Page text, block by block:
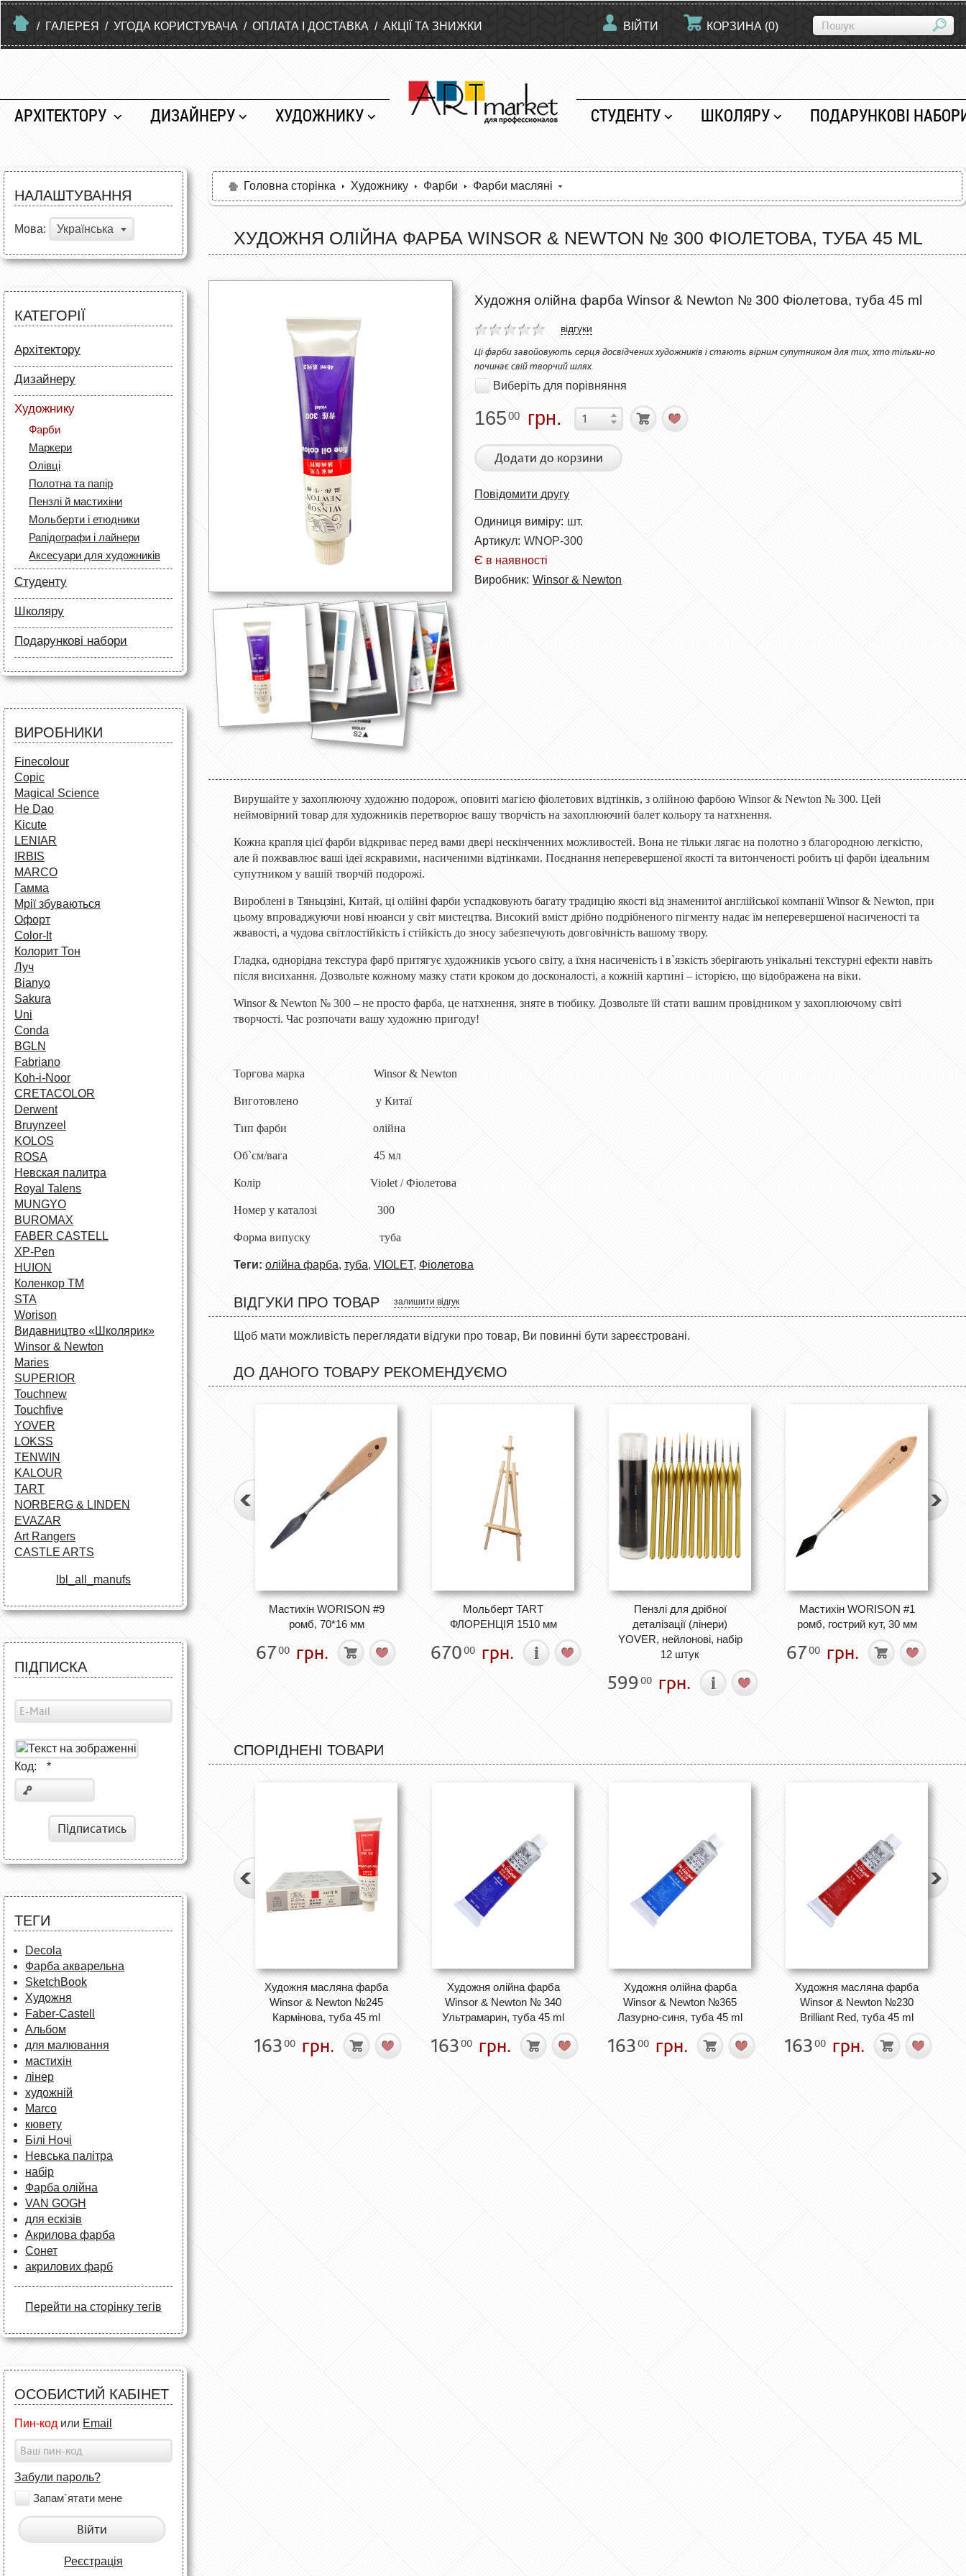
/ ГАЛЕРЕЯ / УГОДА КОРИСТУВАЧА / ОПЛАТА І ДОСТАВКА / АКЦІЇ ТА ЗНИЖКИ ВІЙТИ КОРЗИНА (0)
АРХІТЕКТОРУ ДИЗАЙНЕРУ ХУДОЖНИКУ СТУДЕНТУ ШКОЛЯРУ ПОДАРУНКОВІ
НАЛАШТУВАННЯ
Мова: Українська
КАТЕГОРІЇ
Архітектору
Папір
Лайнери
Маркери
Олівці
Аксесуари для архітекторів
Дизайнеру
Папір
Олівці
Скетч маркери
Лайнери (рапідографи)
Аксесуари для дизайнерів
Художнику
Фарби
Маркери
Олівці
Полотна та папір
Пензлі й мастихіни
Мольберти і етюдники
Рапідографи і лайнери
Аксесуари для художників
Студенту
Папір
Лайнери
Маркери
Олівці
Все для креслення
Школяру
Папір
Маркери
Все для креслення
Все для творчості
Аксесуари для школярів
Подарункові набори
Олівці
Фарби та пензлі
ВИРОБНИКИ
Finecolour
Copic
Magical Science
He Dao
Kicute
LENIAR
IRBIS
MARCO
Гамма
Мрії збуваються
Офорт
Сolor-It
Колорит Тон
Луч
Bianyo
Sakura
Uni
Conda
BGLN
Fabriano
Koh-i-Noor
CRETACOLOR
Derwent
Bruynzeel
KOLOS
ROSA
Невская палитра
Royal Talens
MUNGYO
BUROMAX
FABER CASTELL
XP-Pen
HUION
Коленкор ТМ
STA
Worison
Видавництво «Школярик»
Winsor & Newton
Maries
SUPERIOR
Touchnew
Touchfive
YOVER
LOKSS
TENWIN
KALOUR
TART
NORBERG & LINDEN
EVAZAR
Art Rangers
CASTLE ARTS
lbl_all_manufs
ПІДПИСКА
Код: *
Підписатись
ТЕГИ
Decola
Фарба акварельна
SketchBook
Художня
Faber-Castell
Альбом
для малювання
мастихін
лінер
художній
Marco
кювету
Білі Ночі
Невська палітра
набір
Фарба олійна
VAN GOGH
для ескізів
Акрилова фарба
Сонет
акрилових фарб
Перейти на сторінку тегів
ОСОБИСТИЙ КАБІНЕТ
Пин-код или Email
Забули пароль?
Запам`ятати мене
Війти
Реєстрація
Головна сторінка Художнику Фарби Фарби масляні
ХУДОЖНЯ ОЛІЙНА ФАРБА WINSOR & NEWTON № 300 ФІОЛЕТОВА, ТУБА 45 ML
Художня олійна фарба Winsor & Newton № 300 Фіолетова, туба 45 ml
відгуки
Ці фарби завойовують серця досвідчених художників і стають вірним супутником для тих, хто тільки-но
починає свій творчий шлях.
Виберіть для порівняння
16500 грн.
Додати до корзини
Повідомити другу
Одиниця виміру: шт.
Артикул: WNOP-300
Є в наявності
Виробник: Winsor & Newton
Вирушайте у захоплюючу художню подорож, оповиті магією фіолетових відтінків, з олійною фарбою Winsor & Newton № 300. Цей
неймовірний товар для художників перетворює вашу творчість на захоплюючий балет кольору та натхнення.
Кожна крапля цієї фарби відкриває перед вами двері нескінченних можливостей. Вона не тільки лягає на полотно з благородною легкістю,
але й пожвавлює ваші ідеї яскравими, насиченими відтінками. Поєднання неперевершеної якості та витонченості робить ці фарби ідеальним
супутником у вашій творчій подорожі.
Вироблені в Тяньцзіні, Китай, ці олійні фарби успадковують багату традицію якості від знаменитої англійської компанії Winsor & Newton, при
цьому впроваджуючи нові нюанси у світ мистецтва. Високий вміст дрібно подрібненого пігменту надає їм неперевершеної насиченості та
жвавості, а чудова світлостійкість і стійкість до зносу забезпечують довговічність вашому твору.
Гладка, однорідна текстура фарб притягує художників усього світу, а їхня насиченість і в`язкість зберігають унікальні текстурні ефекти навіть
після висихання. Дозвольте кожному мазку стати кроком до досконалості, а кожній картині – історією, що відображена на віки.
Winsor & Newton № 300 – не просто фарба, це натхнення, зняте в тюбику. Дозвольте їй стати вашим провідником у захоплюючому світі
творчості. Час розпочати вашу художню пригоду!
Торгова марка Winsor & Newton
Виготовлено у Китаї
Тип фарби олійна
Об`єм/вага 45 мл
Колір Violet / Фіолетова
Номер у каталозі 300
Форма випуску туба
Теги: олійна фарба, туба, VIOLET, Фіолетова
ВІДГУКИ ПРО ТОВАР залишити відгук
Щоб мати можливість переглядати відгуки про товар, Ви повинні бути зареєстровані.
ДО ДАНОГО ТОВАРУ РЕКОМЕНДУЄМО
Мастихін WORISON #9
ромб, 70*16 мм
6700 грн.
Мольберт TART
ФЛОРЕНЦІЯ 1510 мм
67000 грн.
Пензлі для дрібної
деталізації (лінери)
YOVER, нейлонові, набір
12 штук
59900 грн.
Мастихін WORISON #1
ромб, гострий кут, 30 мм
6700 грн.
СПОРІДНЕНІ ТОВАРИ
Художня масляна фарба
Winsor & Newton №245
Кармінова, туба 45 ml
16300 грн.
Художня олійна фарба
Winsor & Newton № 340
Ультрамарин, туба 45 ml
16300 грн.
Художня олійна фарба
Winsor & Newton №365
Лазурно-синя, туба 45 ml
16300 грн.
Художня масляна фарба
Winsor & Newton №230
Brilliant Red, туба 45 ml
16300 грн.